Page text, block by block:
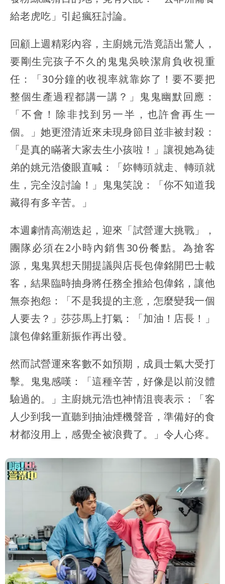
給老虎吃」引起瘋狂討論。
回顧上週精彩內容，主廚姚元浩竟語出驚人，
要剛生完孩子不久的鬼鬼吳映潔肩負收視重
任：「30分鐘的收視率就靠妳了！要不要把
整個生產過程都講一講？」鬼鬼幽默回應：
「不會！除非找到另一半，也許會再生一
個。」她更澄清近來未現身節目並非被封殺：
「是真的瞞著大家去生小孩啦！」讓視她為徒
弟的姚元浩傻眼直喊：「妳轉頭就走、轉頭就
生，完全沒討論！」鬼鬼笑說：「你不知道我
藏得有多辛苦。」
本週劇情高潮迭起，迎來「試營運大挑戰」，
團隊必須在2小時內銷售30份餐點。為搶客
源，鬼鬼異想天開提議與店長包偉銘開巴士載
客，結果臨時抽身將任務全推給包偉銘，讓他
無奈抱怨：「不是我提的主意，怎麼變我一個
人要去？」莎莎馬上打氣：「加油！店長！」
讓包偉銘重新振作再出發。
然而試營運來客數不如預期，成員士氣大受打
擊。鬼鬼感嘆：「這種辛苦，好像是以前沒體
驗過的。」主廚姚元浩也神情沮喪表示：「客
人少到我一直聽到抽油煙機聲音，準備好的食
材都沒用上，感覺全被浪費了。」令人心疼。